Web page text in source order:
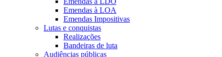
Emendas à LOA
Emendas Impositivas
Lutas e conquistas
Realizações
Bandeiras de luta
Audiências públicas